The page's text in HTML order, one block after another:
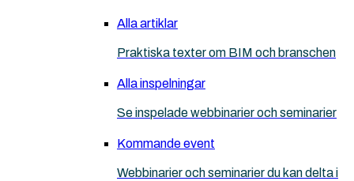
Alla artiklar
Praktiska texter om BIM och branschen
Alla inspelningar
Se inspelade webbinarier och seminarier
Kommande event
Webbinarier och seminarier du kan delta i